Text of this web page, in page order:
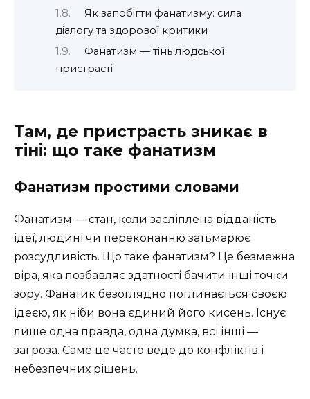
Як запобігти фанатизму: сила
діалогу та здорової критики
Фанатизм — тінь людської
пристрасті
Там, де пристрасть зникає в
тіні: що таке фанатизм
Фанатизм простими словами
Фанатизм — стан, коли засліплена відданість
ідеї, людині чи переконанню затьмарює
розсудливість. Що таке фанатизм? Це безмежна
віра, яка позбавляє здатності бачити інші точки
зору. Фанатик безоглядно поглинається своєю
ідеєю, як ніби вона єдиний його кисень. Існує
лише одна правда, одна думка, всі інші —
загроза. Саме це часто веде до конфліктів і
небезпечних рішень.